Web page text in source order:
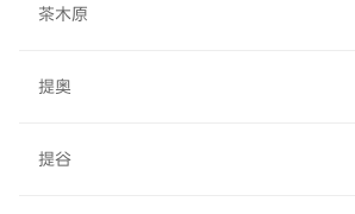
茶木原
提奥
提谷